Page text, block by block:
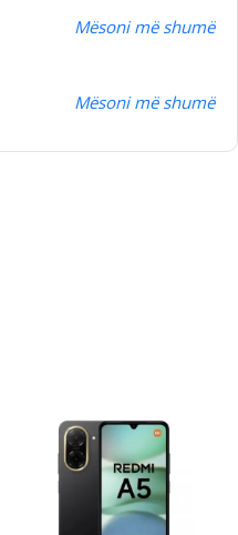
Mësoni më shumë
Mësoni më shumë